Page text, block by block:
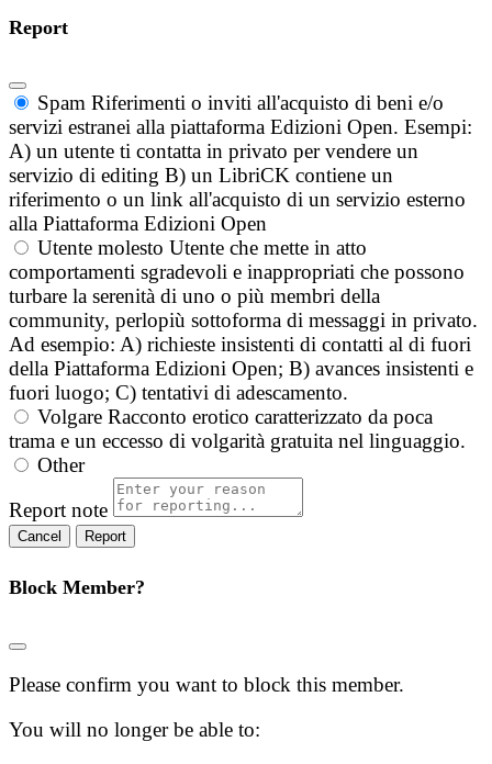
Report
Spam Riferimenti o inviti all'acquisto di beni e/o
servizi estranei alla piattaforma Edizioni Open. Esempi:
A) un utente ti contatta in privato per vendere un
servizio di editing B) un LibriCK contiene un
riferimento o un link all'acquisto di un servizio esterno
alla Piattaforma Edizioni Open
Utente molesto Utente che mette in atto
comportamenti sgradevoli e inappropriati che possono
turbare la serenità di uno o più membri della
community, perlopiù sottoforma di messaggi in privato.
Ad esempio: A) richieste insistenti di contatti al di fuori
della Piattaforma Edizioni Open; B) avances insistenti e
fuori luogo; C) tentativi di adescamento.
Volgare Racconto erotico caratterizzato da poca
trama e un eccesso di volgarità gratuita nel linguaggio.
Other
Report note
Report
Block Member?
Please confirm you want to block this member.
You will no longer be able to: